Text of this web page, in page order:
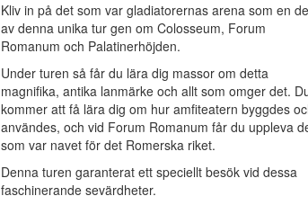
Kliv in på det som var gladiatorernas arena som en
av denna unika tur gen om Colosseum, Forum
Romanum och Palatinerhöjden.
Under turen så får du lära dig massor om detta
magnifika, antika lanmärke och allt som omger det.
kommer att få lära dig om hur amfiteatern byggdes
användes, och vid Forum Romanum får du uppleva
som var navet för det Romerska riket.
Denna turen garanterat ett speciellt besök vid dessa
faschinerande sevärdheter.